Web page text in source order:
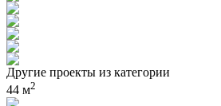
Другие проекты из категории
44 м2